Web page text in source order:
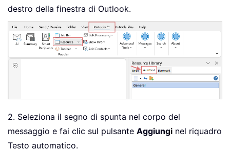
destro della finestra di Outlook.
2. Seleziona il segno di spunta nel corpo del
messaggio e fai clic sul pulsante Aggiungi nel riquadro
Testo automatico.